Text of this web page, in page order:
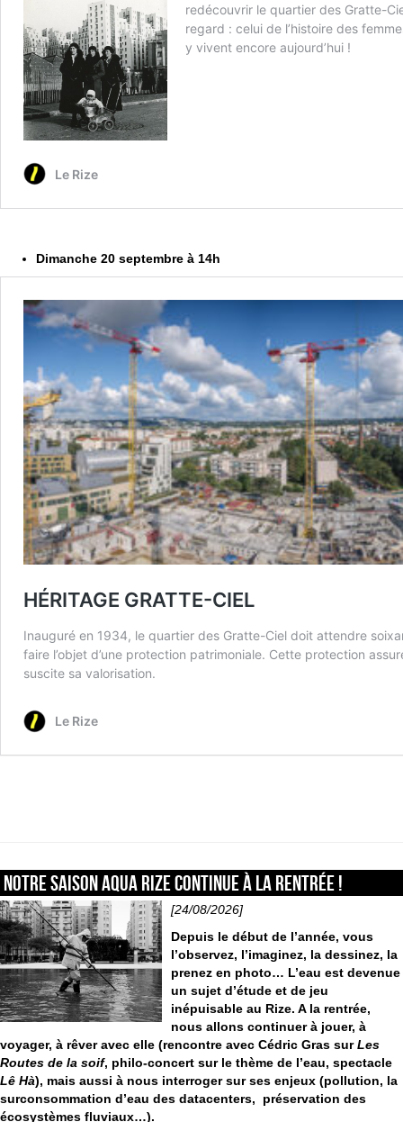
Dimanche 20 septembre à 14h
Notre saison Aqua Rize continue à la rentrée !
[24/08/2026]
Depuis le début de l’année, vous
l’observez, l’imaginez, la dessinez, la
prenez en photo… L’eau est devenue
un sujet d’étude et de jeu
inépuisable au Rize. A la rentrée,
nous allons continuer à jouer, à
voyager, à rêver avec elle (rencontre avec Cédric Gras surLes
Routes de la soif, philo-concert sur le thème de l’eau, spectacle
Lê Hà), mais aussi à nous interroger sur ses enjeux (pollution, la
surconsommation d’eau des datacenters, préservation des
écosystèmes fluviaux…).